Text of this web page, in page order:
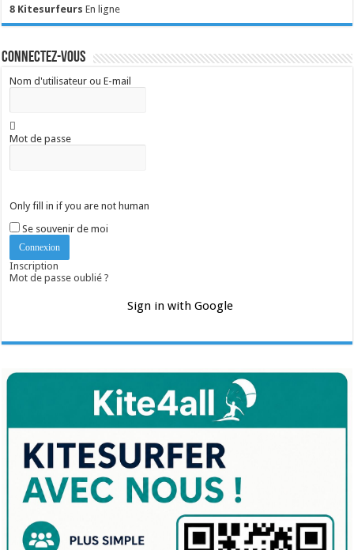
8 Kitesurfeurs En ligne
Connectez-vous
Nom d'utilisateur ou E-mail
Mot de passe
Only fill in if you are not human
Se souvenir de moi
Inscription
Mot de passe oublié ?
Sign in with Google